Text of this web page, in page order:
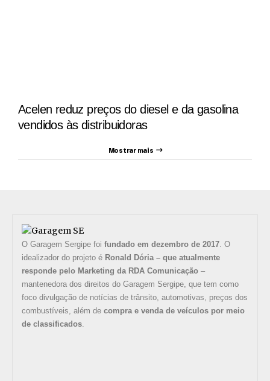
Acelen reduz preços do diesel e da gasolina
vendidos às distribuidoras
Mostrar mais
O Garagem Sergipe foi fundado em dezembro de 2017. O
idealizador do projeto é Ronald Dória – que atualmente
responde pelo Marketing da RDA Comunicação –
mantenedora dos direitos do Garagem Sergipe, que tem como
foco divulgação de notícias de trânsito, automotivas, preços dos
combustíveis, além de compra e venda de veículos por meio
de classificados.